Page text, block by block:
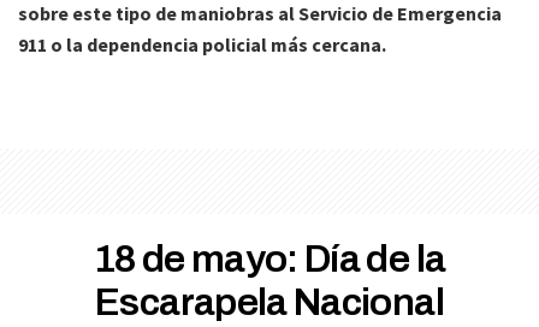
sobre este tipo de maniobras al Servicio de Emergencia
911 o la dependencia policial más cercana.
18 de mayo: Día de la
Escarapela Nacional